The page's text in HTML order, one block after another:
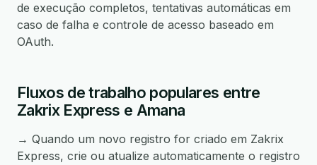
de execução completos, tentativas automáticas em
caso de falha e controle de acesso baseado em
OAuth.
Fluxos de trabalho populares entre
Zakrix Express e Amana
→ Quando um novo registro for criado em Zakrix
Express, crie ou atualize automaticamente o registro